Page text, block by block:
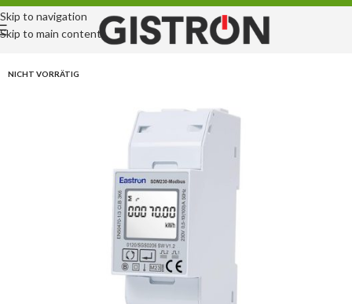
Skip to navigation
Skip to main content
NICHT VORRÄTIG